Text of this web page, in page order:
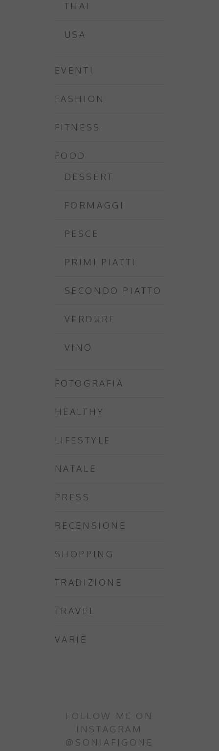
THAI
USA
EVENTI
FASHION
FITNESS
FOOD
DESSERT
FORMAGGI
PESCE
PRIMI PIATTI
SECONDO PIATTO
VERDURE
VINO
FOTOGRAFIA
HEALTHY
LIFESTYLE
NATALE
PRESS
RECENSIONE
SHOPPING
TRADIZIONE
TRAVEL
VARIE
FOLLOW ME ON
INSTAGRAM
@SONIAFIGONE